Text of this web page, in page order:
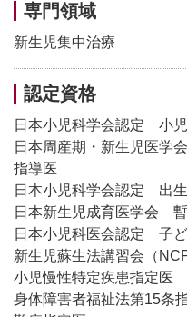
専門領域
新生児集中治療
認定資格
日本小児科学会認定 小
日本周産期・新生児医学
指導医
日本小児科学会認定 出
日本新生児成育医学会
日本小児科医会認定 子
新生児蘇生法講習会（
小児慢性特定疾患指定医
身体障害者福祉法第15条